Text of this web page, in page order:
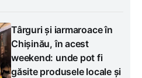
Târguri și iarmaroace în
Chișinău, în acest
weekend: unde pot fi
găsite produsele locale și